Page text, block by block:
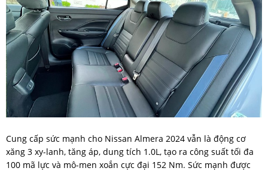
Cung cấp sức mạnh cho Nissan Almera 2024 vẫn là động cơ
xăng 3 xy-lanh, tăng áp, dung tích 1.0L, tạo ra công suất tối đa
100 mã lực và mô-men xoắn cực đại 152 Nm. Sức mạnh được